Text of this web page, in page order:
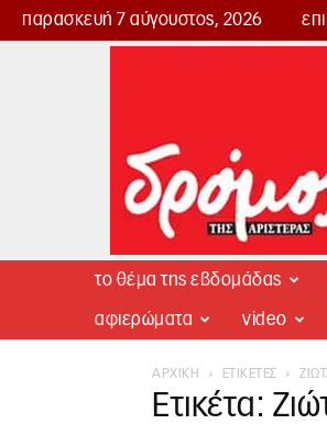
παρασκευή 7 αύγουστος, 2026
Δρόμος
το θέμα της εβδομάδας
αφιερώματα video
ΑΡΧΙΚΉ ΕΤΙΚΈΤΕΣ
Ετικέτα: